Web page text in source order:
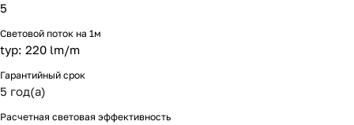
5
Световой поток на 1м
typ: 220 lm/m
Гарантийный срок
5 год(а)
Расчетная световая эффективность